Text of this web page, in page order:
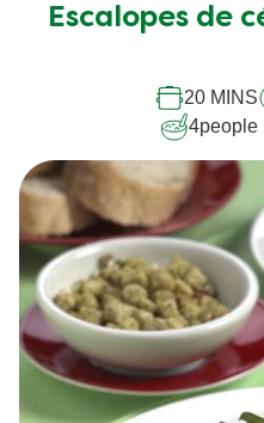
Escalopes de
20 MINS
4people